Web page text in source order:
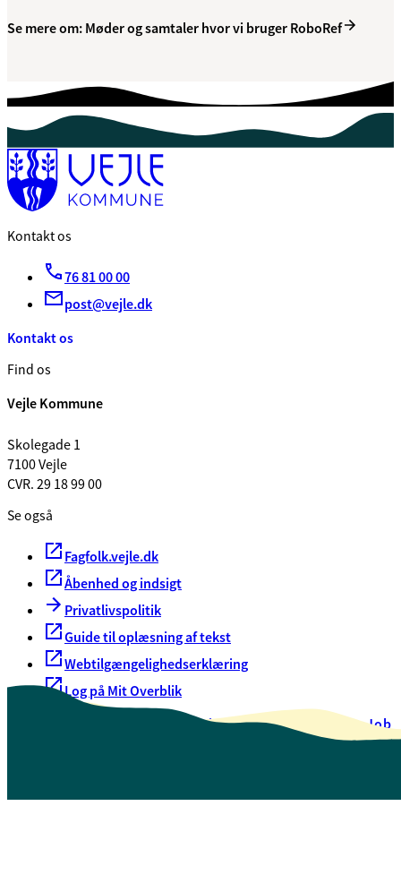
Se mere om: Møder og samtaler hvor vi bruger RoboRef
Kontakt os
76 81 00 00
post@vejle.dk
Kontakt os
Find os
Vejle Kommune
Skolegade 1
7100 Vejle
CVR. 29 18 99 00
Se også
Fagfolk.vejle.dk
Åbenhed og indsigt
Privatlivspolitik
Guide til oplæsning af tekst
Webtilgængelighedserklæring
Log på Mit Overblik
Oversigt over selvbetjeningJob